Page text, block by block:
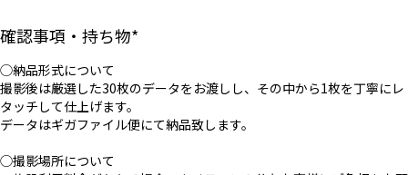
確認事項・持ち物*
◯納品形式について
撮影後は厳選した30枚のデータをお渡しし、その中から1枚を丁寧にレ
タッチして仕上げます。
データはギガファイル便にて納品致します。
◯撮影場所について